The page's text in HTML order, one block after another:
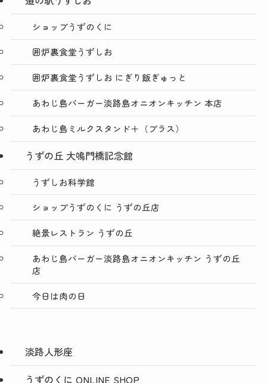
ショップうずのくに
囲炉裏食堂うずしお
囲炉裏食堂うずしお にぎり飯ぎゅっと
あわじ島バーガー淡路島オニオンキッチン 本店
あわじ島ミルクスタンド＋（プラス）
うずの丘 大鳴門橋記念館
うずしお科学館
ショップうずのくに うずの丘店
絶景レストラン うずの丘
あわじ島バーガー淡路島オニオンキッチン うずの丘
店
今日は肉の日
淡路人形座
うずのくに ONLINE SHOP